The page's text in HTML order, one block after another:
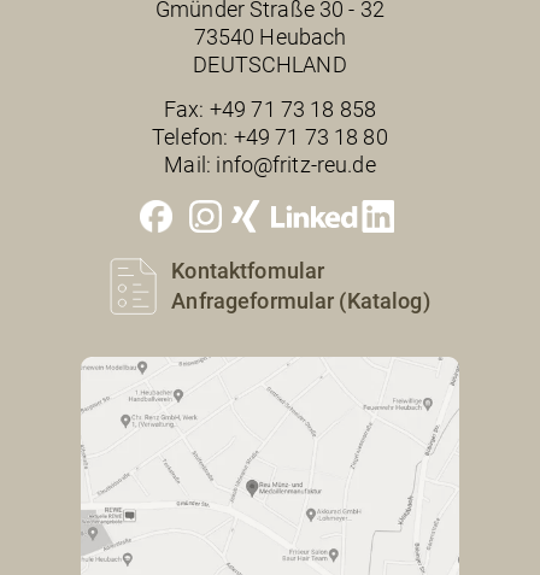
Gmünder Straße 30 - 32
73540 Heubach
DEUTSCHLAND
Fax: +49 71 73 18 858
Telefon: +49 71 73 18 80
Mail: info@fritz-reu.de
Kontaktfomular
Anfrageformular (Katalog)